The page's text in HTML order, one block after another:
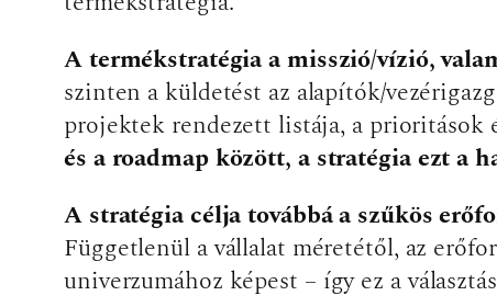
A termékstratégia a misszió/vízió,
szinten a küldetést az alapítók/
projektek rendezett listája, a prioritások
és a roadmap között, a stratégia ezt a
A stratégia célja továbbá a szűkös
Függetlenül a vállalat méretétől, az
univerzumához képest – így ez a